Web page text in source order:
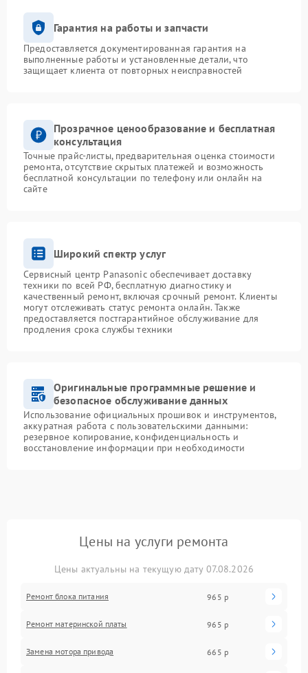
Гарантия на работы и запчасти
Предоставляется документированная гарантия на
выполненные работы и установленные детали, что
защищает клиента от повторных неисправностей
Прозрачное ценообразование и бесплатная
консультация
Точные прайс-листы, предварительная оценка стоимости
ремонта, отсутствие скрытых платежей и возможность
бесплатной консультации по телефону или онлайн на
сайте
Широкий спектр услуг
Сервисный центр Panasonic обеспечивает доставку
техники по всей РФ, бесплатную диагностику и
качественный ремонт, включая срочный ремонт. Клиенты
могут отслеживать статус ремонта онлайн. Также
предоставляется постгарантийное обслуживание для
продления срока службы техники
Оригинальные программные решение и
безопасное обслуживание данных
Использование официальных прошивок и инструментов,
аккуратная работа с пользовательскими данными:
резервное копирование, конфиденциальность и
восстановление информации при необходимости
Цены на услуги ремонта
Цены актуальны на текущую дату 07.08.2026
Ремонт блока питания 965 р
Ремонт материнской платы 965 р
Замена мотора привода 665 р